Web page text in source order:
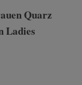
Quarz
Ladies